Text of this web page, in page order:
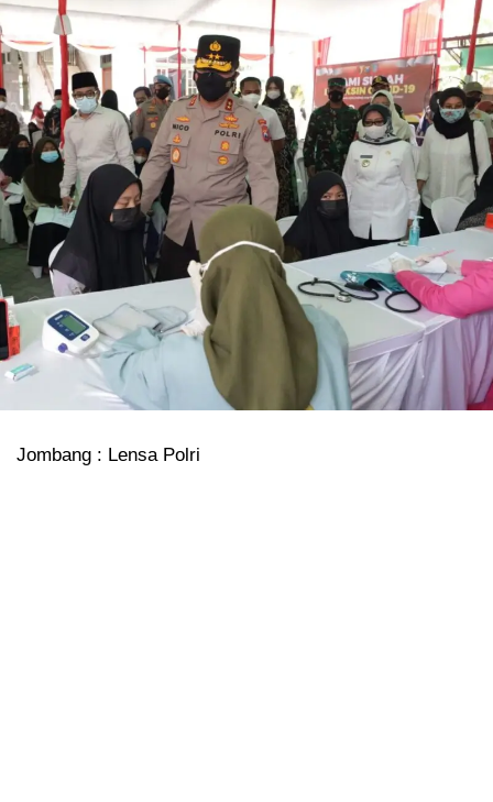
Jombang : Lensa Polri